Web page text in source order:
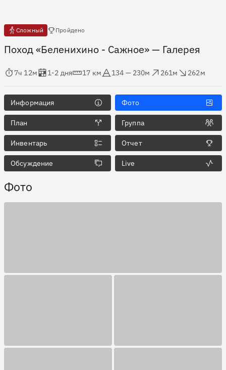
Сложный Пройдено
Поход «Беленихино - Сажное»— Галерея
в пути
7ч 12м
Оценка в днях
1-2 дня
Дистанция
17 км
Абсолютная высота
134 — 230м
Набор высоты
261м
Сброс высоты
262м
Информация Фото
План Группа
Инвентарь Отчет
Обсуждение Live
Фото